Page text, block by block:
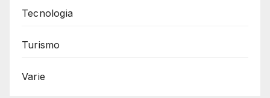
Tecnologia
Turismo
Varie